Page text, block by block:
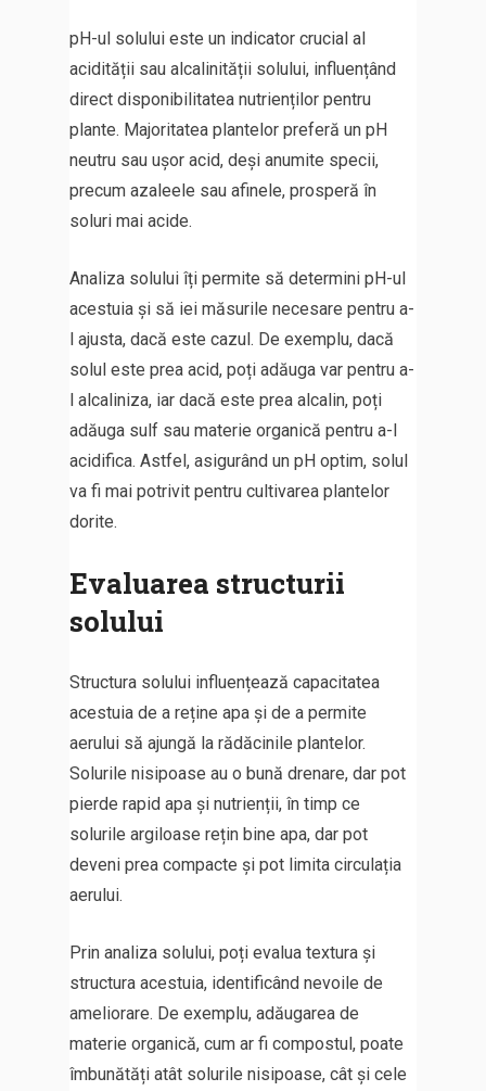
pH-ul solului este un indicator crucial al
acidității sau alcalinității solului, influențând
direct disponibilitatea nutrienților pentru
plante. Majoritatea plantelor preferă un pH
neutru sau ușor acid, deși anumite specii,
precum azaleele sau afinele, prosperă în
soluri mai acide.
Analiza solului îți permite să determini pH-ul
acestuia și să iei măsurile necesare pentru a-
l ajusta, dacă este cazul. De exemplu, dacă
solul este prea acid, poți adăuga var pentru a-
l alcaliniza, iar dacă este prea alcalin, poți
adăuga sulf sau materie organică pentru a-l
acidifica. Astfel, asigurând un pH optim, solul
va fi mai potrivit pentru cultivarea plantelor
dorite.
Evaluarea structurii
solului
Structura solului influențează capacitatea
acestuia de a reține apa și de a permite
aerului să ajungă la rădăcinile plantelor.
Solurile nisipoase au o bună drenare, dar pot
pierde rapid apa și nutrienții, în timp ce
solurile argiloase rețin bine apa, dar pot
deveni prea compacte și pot limita circulația
aerului.
Prin analiza solului, poți evalua textura și
structura acestuia, identificând nevoile de
ameliorare. De exemplu, adăugarea de
materie organică, cum ar fi compostul, poate
îmbunătăți atât solurile nisipoase, cât și cele